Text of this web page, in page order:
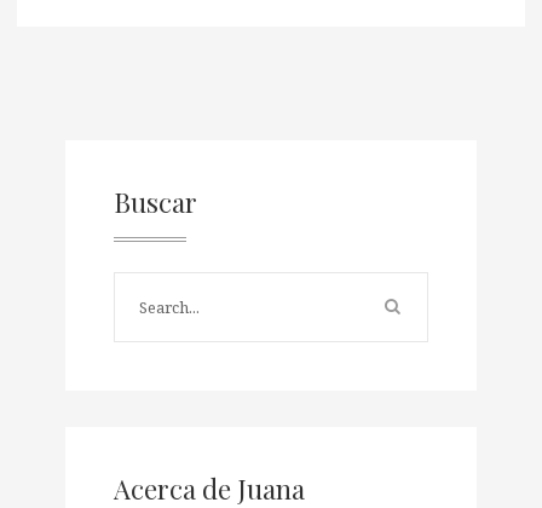
Buscar
Acerca de Juana